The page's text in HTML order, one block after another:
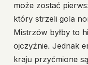
może zostać
który strzeli gola
Mistrzów byłby to
ojczyźnie. Jednak
kraju przyćmione